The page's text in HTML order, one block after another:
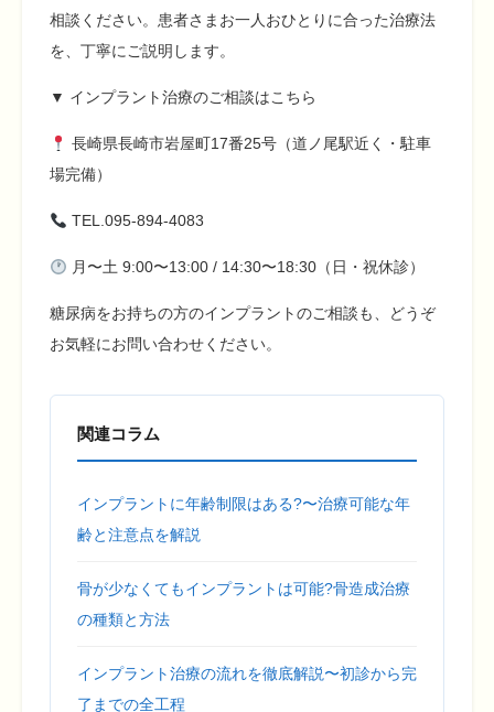
相談ください。患者さまお一人おひとりに合った治療法
を、丁寧にご説明します。
▼ インプラント治療のご相談はこちら
長崎県長崎市岩屋町17番25号（道ノ尾駅近く・駐車
場完備）
TEL.095-894-4083
月〜土 9:00〜13:00 / 14:30〜18:30（日・祝休診）
糖尿病をお持ちの方のインプラントのご相談も、どうぞ
お気軽にお問い合わせください。
関連コラム
インプラントに年齢制限はある?〜治療可能な年
齢と注意点を解説
骨が少なくてもインプラントは可能?骨造成治療
の種類と方法
インプラント治療の流れを徹底解説〜初診から完
了までの全工程